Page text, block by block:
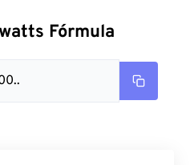
Fórmula